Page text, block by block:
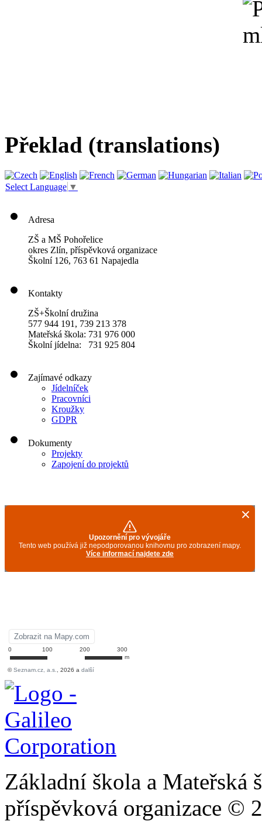
Překlad (translations)
Select Language ▼
Adresa
ZŠ a MŠ Pohořelice
okres Zlín, příspěvková organizace
Školní 126, 763 61 Napajedla
Kontakty
ZŠ+Školní družina
577 944 191, 739 213 378
Mateřská škola: 731 976 000
Školní jídelna: 731 925 804
Zajímavé odkazy
Jídelníček
Pracovníci
Kroužky
GDPR
Dokumenty
Projekty
Zapojení do projektů
Základní škola a Mateřská
příspěvková organizace ©